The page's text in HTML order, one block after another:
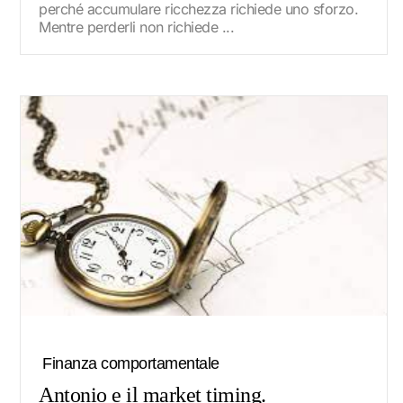
perché accumulare ricchezza richiede uno sforzo.
Mentre perderli non richiede ...
Finanza comportamentale
Antonio e il market timing.